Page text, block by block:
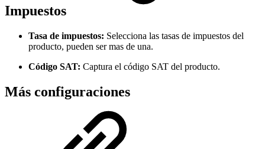
Impuestos
Tasa de impuestos: Selecciona las tasas de impuestos del
producto, pueden ser mas de una.
Código SAT: Captura el código SAT del producto.
Más configuraciones